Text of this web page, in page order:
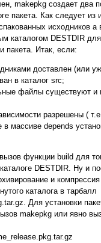
makepkg создает два
пакета. Как следует из
исходников а
каталогом DESTDIR
пакета. Итак, если:
доставлен (или
в каталог src;
файлы существуют и
разрешены (
в массиве depends
функции build для
DESTDIR. Ну и
и
каталога в тарбалл
Для установки
makepkg или явно